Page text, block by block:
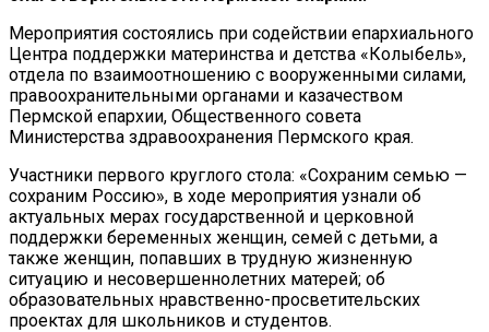
Мероприятия состоялись при содействии епархиального
Центра поддержки материнства и детства «Колыбель»,
отдела по взаимоотношению с вооруженными силами,
правоохранительными органами и казачеством
Пермской епархии, Общественного совета
Министерства здравоохранения Пермского края.
Участники первого круглого стола: «Сохраним семью —
сохраним Россию», в ходе мероприятия узнали об
актуальных мерах государственной и церковной
поддержки беременных женщин, семей с детьми, а
также женщин, попавших в трудную жизненную
ситуацию и несовершеннолетних матерей; об
образовательных нравственно-просветительских
проектах для школьников и студентов.